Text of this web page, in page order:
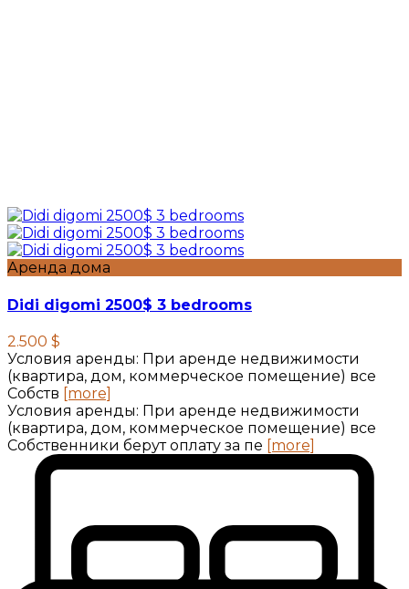
Аренда дома
Didi digomi 2500$ 3 bedrooms
2.500 $
Условия аренды: При аренде недвижимости
(квартира, дом, коммерческое помещение) все
Собств [more]
Условия аренды: При аренде недвижимости
(квартира, дом, коммерческое помещение) все
Собственники берут оплату за пе [more]